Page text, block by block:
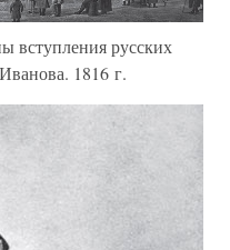
вступления русских
1816 г.